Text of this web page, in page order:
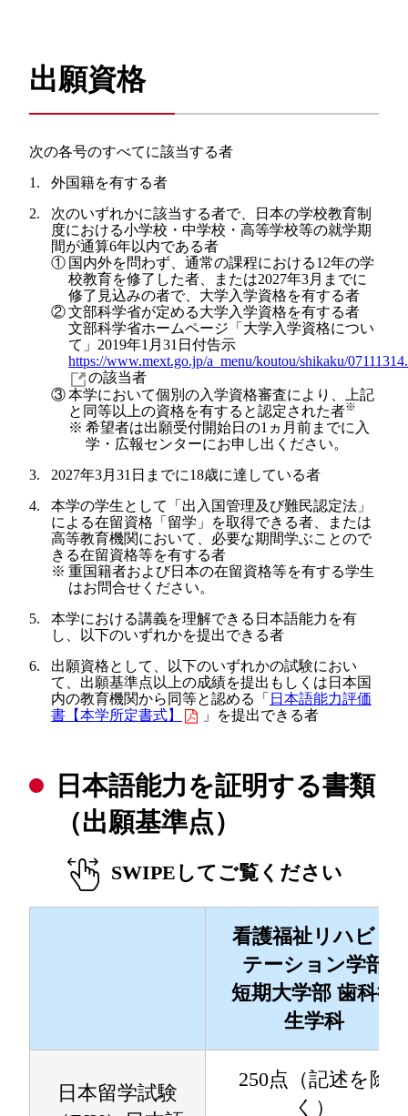
出願資格
次の各号のすべてに該当する者
外国籍を有する者
次のいずれかに該当する者で、日本の学校教育制
度における小学校・中学校・高等学校等の就学期
間が通算6年以内である者
① 国内外を問わず、通常の課程における12年の学
校教育を修了した者、または2027年3月までに
修了見込みの者で、大学入学資格を有する者
②文部科学省が定める大学入学資格を有する者
文部科学省ホームページ「大学入学資格につい
て」2019年1月31日付告示
https://www.mext.go.jp/a_menu/koutou/shikaku/
の該当者
③本学において個別の入学資格審査により、上記
と同等以上の資格を有すると認定された者※
※ 希望者は出願受付開始日の1ヵ月前までに入
学・広報センターにお申し出ください。
2027年3月31日までに18歳に達している者
本学の学生として「出入国管理及び難民認定法」
による在留資格「留学」を取得できる者、または
高等教育機関において、必要な期間学ぶことので
きる在留資格等を有する者
※ 重国籍者および日本の在留資格等を有する学生
はお問合せください。
本学における講義を理解できる日本語能力を有
し、以下のいずれかを提出できる者
出願資格として、以下のいずれかの試験におい
て、出願基準点以上の成績を提出もしくは日本国
内の教育機関から同等と認める「 日本語能力評価
書【本学所定書式】
」を提出できる者
日本語能力を証明する書類
（出願基準点）
SWIPEしてご覧ください
看護福祉リハビリ
テーション学部
短期大学部 歯科衛
生学科
日本留学試験
250点（記述を除
く）